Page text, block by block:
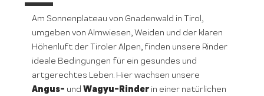
Am Sonnenplateau von Gnadenwald in Tirol,
umgeben von Almwiesen, Weiden und der klaren
Höhenluft der Tiroler Alpen, finden unsere Rinder
ideale Bedingungen für ein gesundes und
artgerechtes Leben. Hier wachsen unsere
Angus- und Wagyu-Rinderin einer natürlichen